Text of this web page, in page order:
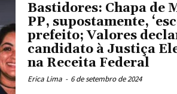
Bastidores: Chapa de
PP, supostamente,
prefeito; Valores
candidato à Justiça
na Receita Federal
Erica Lima - 6 de setembro de 2024